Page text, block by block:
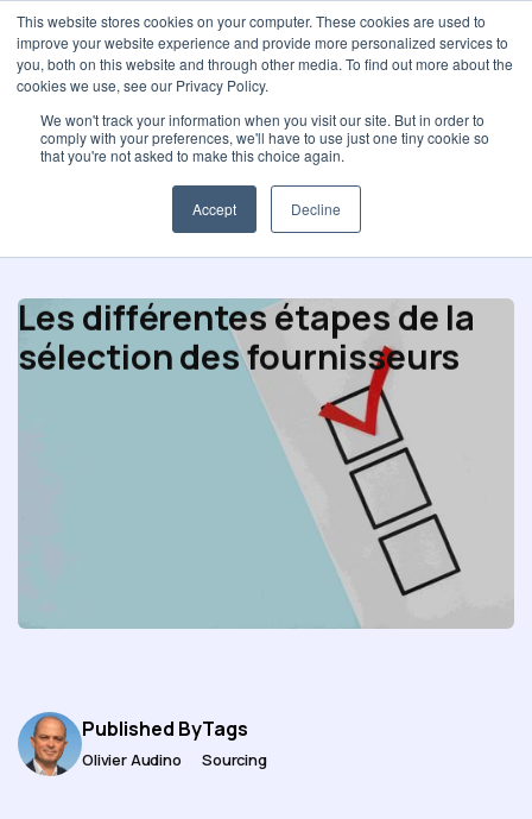
This website stores cookies on your computer. These cookies are used to
improve your website experience and provide more personalized services to
you, both on this website and through other media. To find out more about the
cookies we use, see our Privacy Policy.
We won't track your information when you visit our site. But in order to
comply with your preferences, we'll have to use just one tiny cookie so
that you're not asked to make this choice again.
Accept Decline
No items found.
Les différentes étapes de la
sélection des fournisseurs
Published By
Olivier Audino
Tags
Sourcing